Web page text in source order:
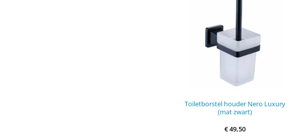
Toiletborstel houder Nero Luxury
(mat zwart)
€49,50